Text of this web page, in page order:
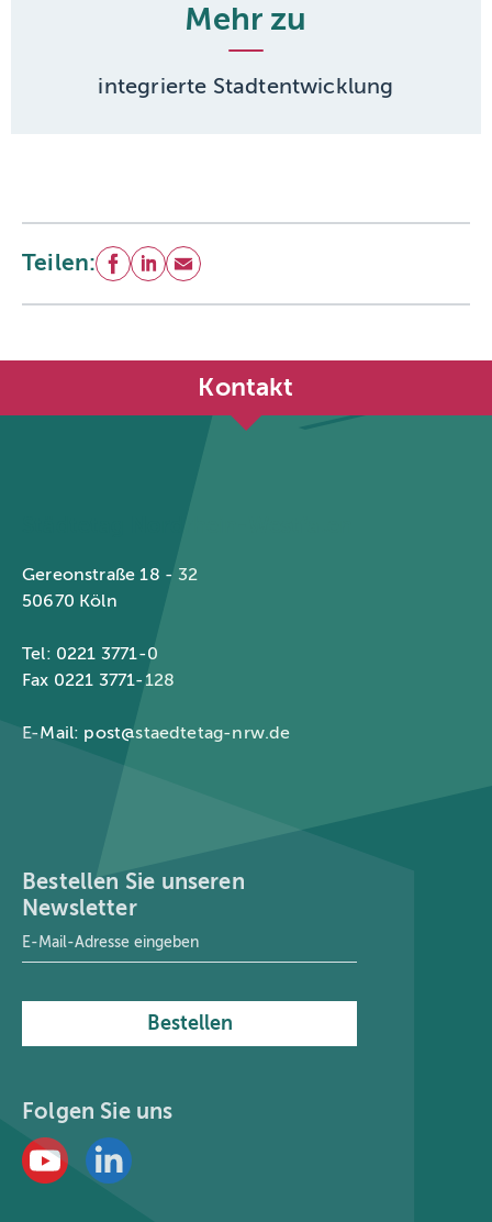
Mehr zu
integrierte Stadtentwicklung
Teilen: Facebook
LinkedIn
E-Mail
Kontakt
Gereonstraße 18 - 32
50670 Köln
Tel: 0221 3771-0
Fax 0221 3771-128
E-Mail: post@staedtetag-nrw.de
Bestellen Sie unseren
Newsletter
E-Mail-Adresse
Bestellen
Folgen Sie uns